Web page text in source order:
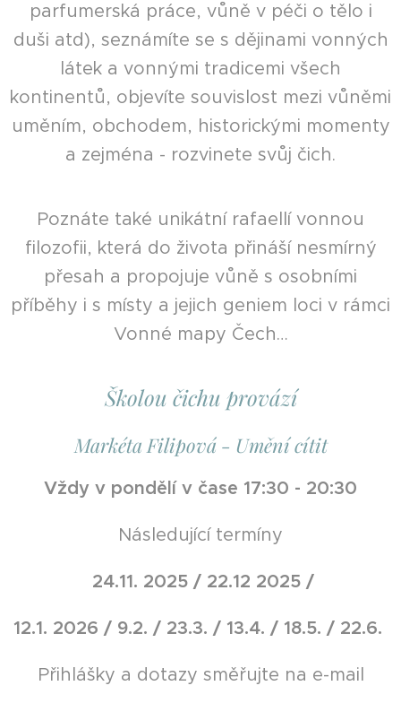
parfumerská práce, vůně v péči o tělo i
duši atd), seznámíte se s dějinami vonných
látek a vonnými tradicemi všech
kontinentů, objevíte souvislost mezi vůněmi
uměním, obchodem, historickými momenty
a zejména - rozvinete svůj čich.
Poznáte také unikátní rafaellí vonnou
filozofii, která do života přináší nesmírný
přesah a propojuje vůně s osobními
příběhy i s místy a jejich geniem loci v rámci
Vonné mapy Čech…
Školou čichu provází
Markéta Filipová - Umění cítit
Vždy v pondělí v čase 17:30 - 20:30
Následující termíny
24.11. 2025 / 22.12 2025 /
12.1. 2026 / 9.2. / 23.3. / 13.4. / 18.5. / 22.6.
Přihlášky a dotazy směřujte na e-mail